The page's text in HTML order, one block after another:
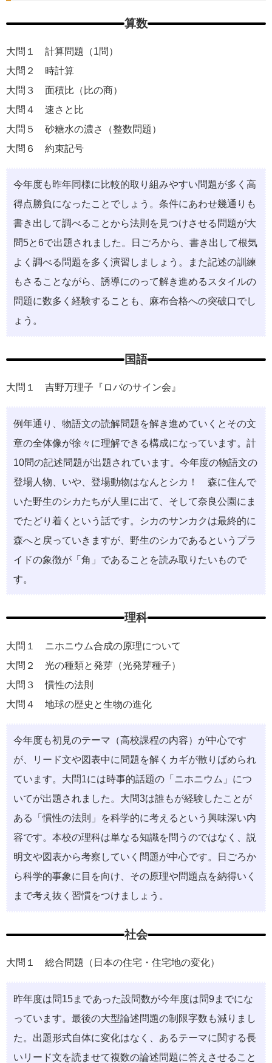
算数
大問１ 計算問題（1問）
大問２ 時計算
大問３ 面積比（比の商）
大問４ 速さと比
大問５ 砂糖水の濃さ（整数問題）
大問６ 約束記号
今年度も昨年同様に比較的取り組みやすい問題が多く高
得点勝負になったことでしょう。条件にあわせ幾通りも
書き出して調べることから法則を見つけさせる問題が大
問5と6で出題されました。日ごろから、書き出して根気
よく調べる問題を多く演習しましょう。また記述の訓練
もさることながら、誘導にのって解き進めるスタイルの
問題に数多く経験することも、麻布合格への突破口でし
ょう。
国語
大問１ 吉野万理子『ロバのサイン会』
例年通り、物語文の読解問題を解き進めていくとその文
章の全体像が徐々に理解できる構成になっています。計
10問の記述問題が出題されています。今年度の物語文の
登場人物、いや、登場動物はなんとシカ！ 森に住んで
いた野生のシカたちが人里に出て、そして奈良公園にま
でたどり着くという話です。シカのサンカクは最終的に
森へと戻っていきますが、野生のシカであるというプラ
イドの象徴が「角」であることを読み取りたいもので
す。
理科
大問１ ニホニウム合成の原理について
大問２ 光の種類と発芽（光発芽種子）
大問３ 慣性の法則
大問４ 地球の歴史と生物の進化
今年度も初見のテーマ（高校課程の内容）が中心です
が、リード文や図表中に問題を解くカギが散りばめられ
ています。大問1には時事的話題の「ニホニウム」につ
いてが出題されました。大問3は誰もが経験したことが
ある「慣性の法則」を科学的に考えるという興味深い内
容です。本校の理科は単なる知識を問うのではなく、説
明文や図表から考察していく問題が中心です。日ごろか
ら科学的事象に目を向け、その原理や問題点を納得いく
まで考え抜く習慣をつけましょう。
社会
大問１ 総合問題（日本の住宅・住宅地の変化）
昨年度は問15まであった設問数が今年度は問9までにな
っています。最後の大型論述問題の制限字数も減りまし
た。出題形式自体に変化はなく、あるテーマに関する長
いリード文を読ませて複数の論述問題に答えさせること